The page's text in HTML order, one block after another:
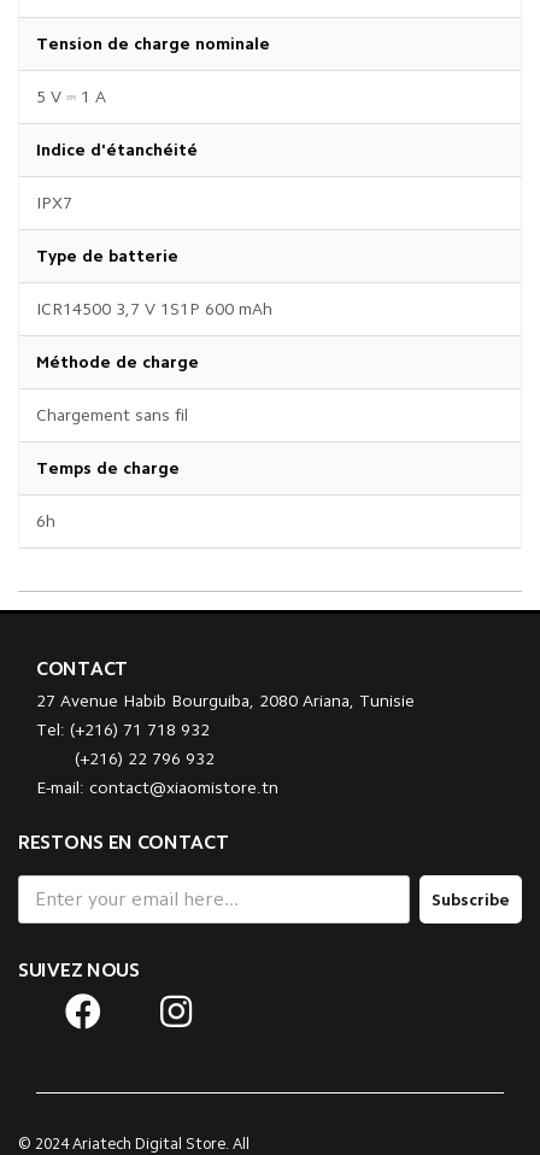
Tension de charge nominale
5 V ⎓ 1 A
Indice d'étanchéité
IPX7
Type de batterie
ICR14500 3,7 V 1S1P 600 mAh
Méthode de charge
Chargement sans fil
Temps de charge
6h
CONTACT
27 Avenue Habib Bourguiba, 2080 Ariana, Tunisie
Tel: (+216) 71 718 932
(+216) 22 796 932
E-mail: contact@xiaomistore.tn
RESTONS EN CONTACT
Subscribe
SUIVEZ NOUS
© 2024 Ariatech Digital Store. All